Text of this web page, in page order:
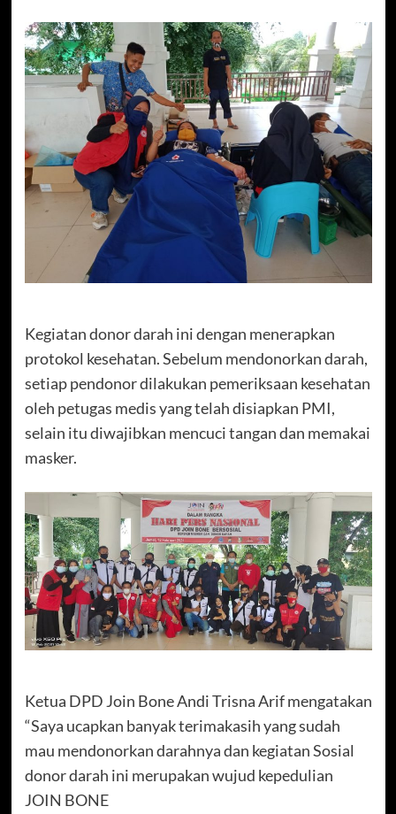
Kegiatan donor darah ini dengan menerapkan
protokol kesehatan. Sebelum mendonorkan darah,
setiap pendonor dilakukan pemeriksaan kesehatan
oleh petugas medis yang telah disiapkan PMI,
selain itu diwajibkan mencuci tangan dan memakai
masker.
Ketua DPD Join Bone Andi Trisna Arif mengatakan
“Saya ucapkan banyak terimakasih yang sudah
mau mendonorkan darahnya dan kegiatan Sosial
donor darah ini merupakan wujud kepedulian
JOIN BONE